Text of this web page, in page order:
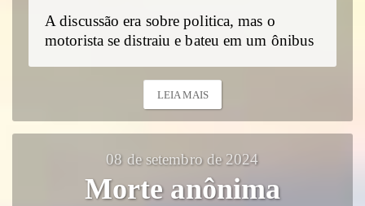
A discussão era sobre politica, mas o
motorista se distraiu e bateu em um ônibus
LEIA MAIS
08 de setembro de 2024
Morte anônima